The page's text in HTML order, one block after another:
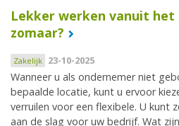
Lekker werken vanuit het
zomaar?
Zakelijk 23-10-2025
Wanneer u als ondernemer niet
bepaalde locatie, kunt u ervoor
verruilen voor een flexibele. U kunt
aan de slag voor uw bedrijf. Wat